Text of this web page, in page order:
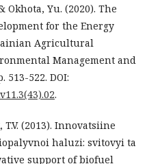
Yu. (2020). The
for the Energy
Agricultural
Management and
513-522. DOI:
.
(2013). Innovatsiine
haluzi: svitovyi ta
support of biofuel